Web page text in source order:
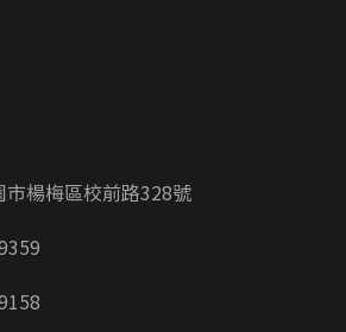
楊梅區校前路328號